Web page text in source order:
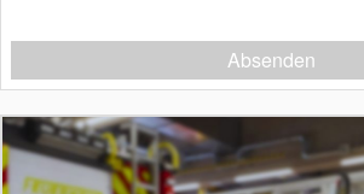
Absenden